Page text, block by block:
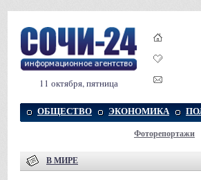
11 октября, пятница
ОБЩЕСТВО ЭКОНОМИКА
Фоторепортажи
В МИРЕ